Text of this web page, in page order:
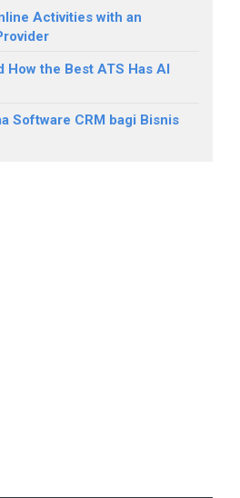
Activities with an
How the Best ATS Has AI
Software CRM bagi Bisnis